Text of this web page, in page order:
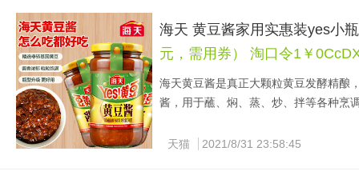
海天 黄豆酱家用实惠装yes小
元，需用券） 淘口令1￥
海天黄豆酱是真正大颗粒黄豆发酵精酿
酱，用于蘸、焖、蒸、炒、拌等各种烹
叠加优惠券：满5减4
天猫 2021/8/31 23:58:45